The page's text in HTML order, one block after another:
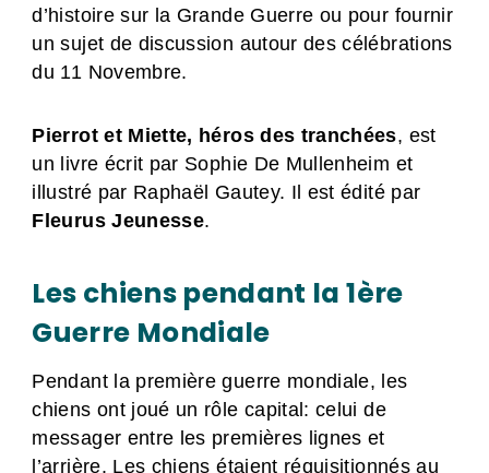
d’histoire sur la Grande Guerre ou pour fournir
un sujet de discussion autour des célébrations
du 11 Novembre.
Pierrot et Miette, héros des tranchées, est
un livre écrit par Sophie De Mullenheim et
illustré par Raphaël Gautey. Il est édité par
Fleurus Jeunesse.
Les chiens pendant la 1ère
Guerre Mondiale
Pendant la première guerre mondiale, les
chiens ont joué un rôle capital: celui de
messager entre les premières lignes et
l’arrière. Les chiens étaient réquisitionnés au